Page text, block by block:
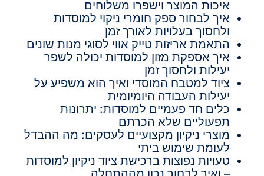
איכות המוצר וישפרו משלוחים
איך לבחור ספק חומרי ניקוי למוסדות
ולחסוך בעלויות לאורך זמן
התאמת אריזות טייק אווי לסוגי מנות שונים
איך אספקת מזון למוסדות יכולה לשפר
יעילות ולחסוך זמן
ציוד למטבח המוסדי ואיך הוא משפיע על
יעילות העבודה היומיומית
כלים חד פעמיים למוסדות: יתרונות
תפעוליים שלא הכרתם
מוצרי ניקיון מקצועיים לעסקים: מה ההבדל
לעומת שימוש ביתי
טעויות נפוצות ברכישת ציוד ניקיון למוסדות